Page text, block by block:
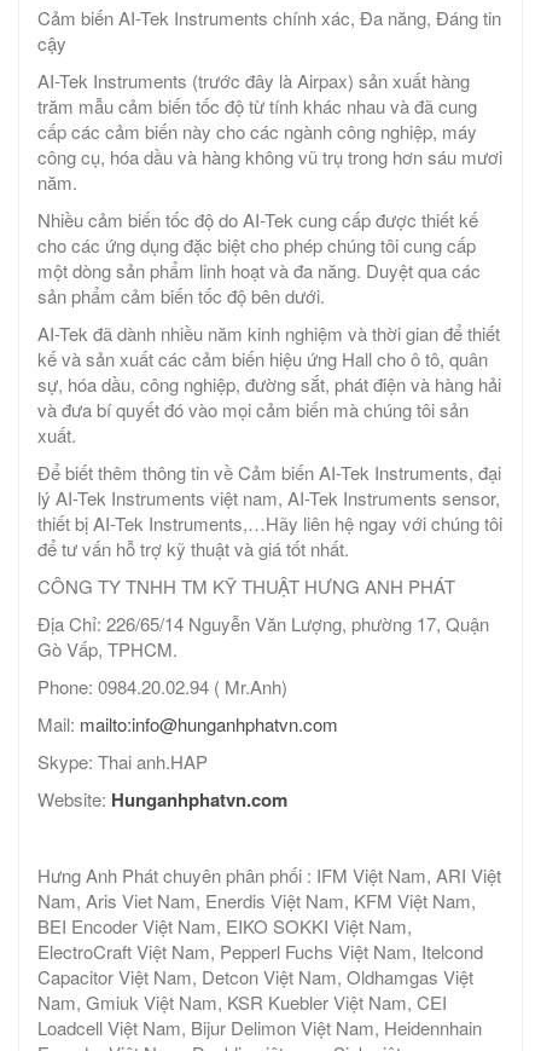
Cảm biến AI-Tek Instruments chính xác, Đa năng, Đáng tin
cậy
AI-Tek Instruments (trước đây là Airpax) sản xuất hàng
trăm mẫu cảm biến tốc độ từ tính khác nhau và đã cung
cấp các cảm biến này cho các ngành công nghiệp, máy
công cụ, hóa dầu và hàng không vũ trụ trong hơn sáu mươi
năm.
Nhiều cảm biến tốc độ do AI-Tek cung cấp được thiết kế
cho các ứng dụng đặc biệt cho phép chúng tôi cung cấp
một dòng sản phẩm linh hoạt và đa năng. Duyệt qua các
sản phẩm cảm biến tốc độ bên dưới.
AI-Tek đã dành nhiều năm kinh nghiệm và thời gian để thiết
kế và sản xuất các cảm biến hiệu ứng Hall cho ô tô, quân
sự, hóa dầu, công nghiệp, đường sắt, phát điện và hàng hải
và đưa bí quyết đó vào mọi cảm biến mà chúng tôi sản
xuất.
Để biết thêm thông tin về Cảm biến AI-Tek Instruments, đại
lý AI-Tek Instruments việt nam, AI-Tek Instruments sensor,
thiết bị AI-Tek Instruments,…Hãy liên hệ ngay với chúng tôi
để tư vấn hỗ trợ kỹ thuật và giá tốt nhất.
CÔNG TY TNHH TM KỸ THUẬT HƯNG ANH PHÁT
Địa Chỉ: 226/65/14 Nguyễn Văn Lượng, phường 17, Quận
Gò Vấp, TPHCM.
Phone: 0984.20.02.94 ( Mr.Anh)
Mail: mailto:info@hunganhphatvn.com
Skype: Thai anh.HAP
Website: Hunganhphatvn.com
Hưng Anh Phát chuyên phân phối : IFM Việt Nam, ARI Việt
Nam, Aris Viet Nam, Enerdis Việt Nam, KFM Việt Nam,
BEI Encoder Việt Nam, EIKO SOKKI Việt Nam,
ElectroCraft Việt Nam, Pepperl Fuchs Việt Nam, Itelcond
Capacitor Việt Nam, Detcon Việt Nam, Oldhamgas Việt
Nam, Gmiuk Việt Nam, KSR Kuebler Việt Nam, CEI
Loadcell Việt Nam, Bijur Delimon Việt Nam, Heidennhain